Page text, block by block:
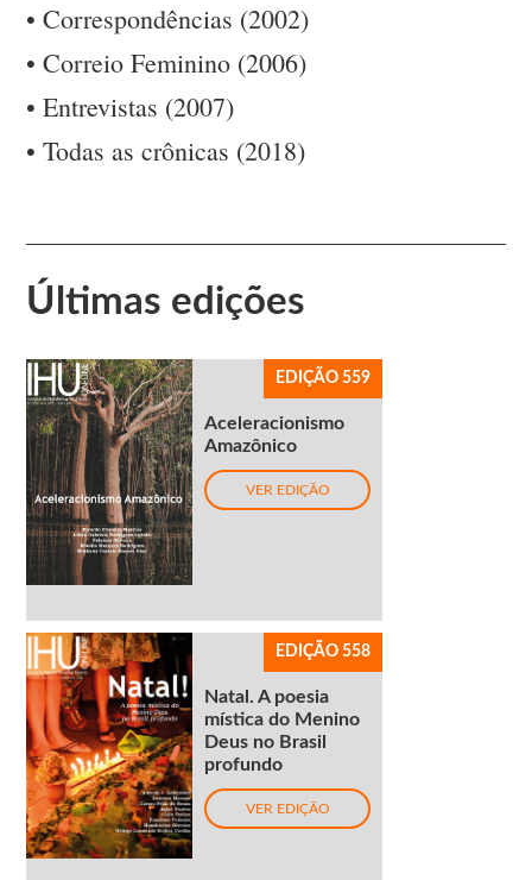
• Correspondências (2002)
• Correio Feminino (2006)
• Entrevistas (2007)
• Todas as crônicas (2018)
Últimas edições
EDIÇÃO 559
Aceleracionismo
Amazônico
VER EDIÇÃO
EDIÇÃO 558
Natal. A poesia
mística do Menino
Deus no Brasil
profundo
VER EDIÇÃO